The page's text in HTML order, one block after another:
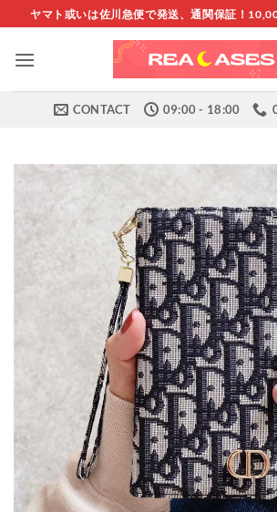
to
content
ヤマト或いは佐川急便で発送、通関保証！
CONTACT 09:00 - 18:00